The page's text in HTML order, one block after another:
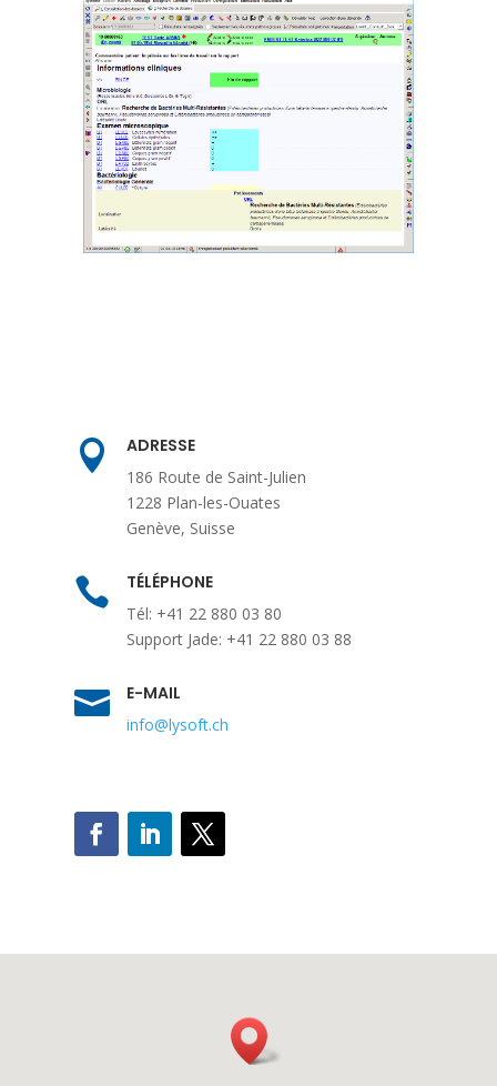
 ADRESSE
186 Route de Saint-Julien
1228 Plan-les-Ouates
Genève, Suisse
 TÉLÉPHONE
Tél: +41 22 880 03 80
Support Jade: +41 22 880 03 88
 E-MAIL
info@lysoft.ch